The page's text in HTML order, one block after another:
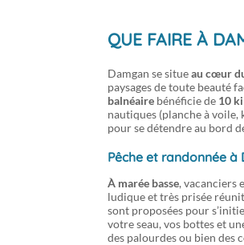
QUE FAIRE À
Damgan se situeau cœur
paysages de toute beauté
balnéaire bénéficie de 10
nautiques (planche à voile,
pour se détendre au bord
Pêche et randonnée à
À marée basse, vacanciers
ludique et très prisée
sont proposées pour
votre seau, vos bottes et
des palourdes ou bien des